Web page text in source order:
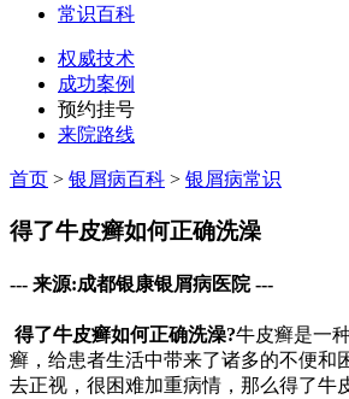
常识百科
权威技术
成功案例
预约挂号
来院路线
首页 > 银屑病百科 > 银屑病常识
得了牛皮癣如何正确洗澡
--- 来源:成都银康银屑病医院 ---
得了牛皮癣如何正确洗澡?牛皮癣是一
癣，给患者生活中带来了诸多的不便和
去正视，很困难加重病情，那么得了牛